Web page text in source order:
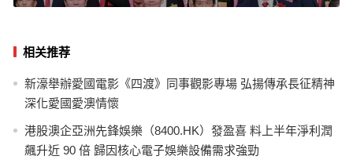
相关推荐
新濠舉辦愛國電影《四渡》同事觀影專場 弘揚傳承長征精神
深化愛國愛澳情懷
港股澳企亞洲先鋒娛樂（8400.HK）發盈喜 料上半年淨利潤
飆升近 90 倍 歸因核心電子娛樂設備需求強勁